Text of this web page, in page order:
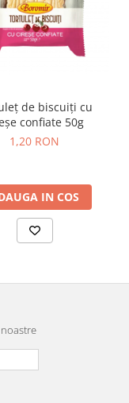
de biscuiți cu
confiate 50g
1,20 RON
IN COS